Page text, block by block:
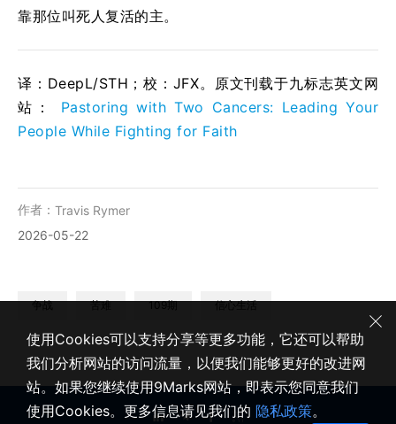
靠那位叫死人复活的主。
译：DeepL/STH；校： JFX。原文刊载于九标志英文网
站： Pastoring with Two Cancers: Leading Your
People While Fighting for Faith
作者： Travis Rymer
2026-05-22
争战 苦难 109期 信心生活
使用Cookies可以支持分享等更多功能，它还可以帮助
我们分析网站的访问流量，以便我们能够更好的改进网
站。如果您继续使用9Marks网站，即表示您同意我们
使用Cookies。更多信息请见我们的 隐私政策。